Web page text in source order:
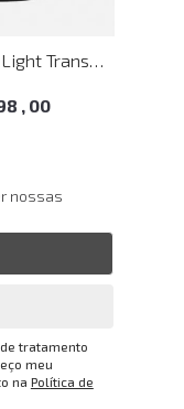
, 00
nossas
tratamento
meu
na Política de